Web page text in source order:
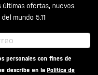
últimas ofertas, nuevos
mundo 5.11
personales con fines de
describe en la Política de